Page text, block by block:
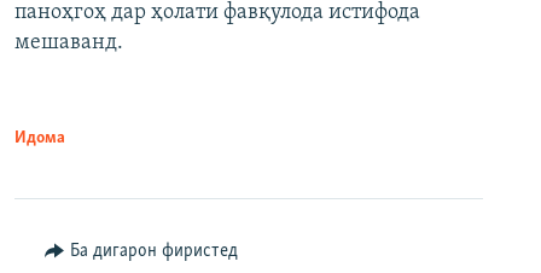
паноҳгоҳ дар ҳолати фавқулода истифода
мешаванд.
Идома
Ба дигарон фиристед